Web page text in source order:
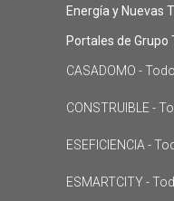
Energía y Nuevas
Portales de Grupo
CASADOMO -
CONSTRUIBLE -
ESEFICIENCIA -
ESMARTCITY -